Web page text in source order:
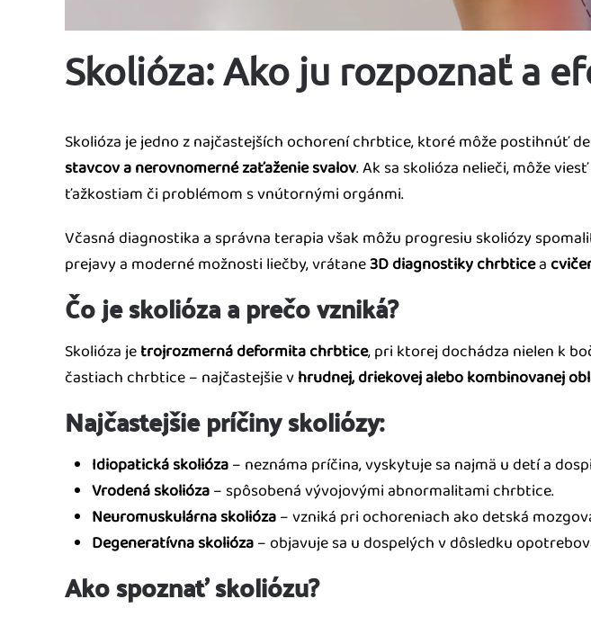
Skolióza: Ako ju rozpoznať a
Skolióza je jedno z najčastejších ochorení chrbtice, ktoré môže postihnúť
stavcov a nerovnomerné zaťaženie svalov. Ak sa skolióza nelieči, môže
ťažkostiam či problémom s vnútornými orgánmi.
Včasná diagnostika a správna terapia však môžu progresiu skoliózy
prejavy a moderné možnosti liečby, vrátane3D diagnostiky chrbticea
Čo je skolióza a prečo vzniká?
Skolióza jetrojrozmerná deformita chrbtice, pri ktorej dochádza nielen k
častiach chrbtice – najčastejšie vhrudnej, driekovej alebo kombinovanej
Najčastejšie príčiny skoliózy:
Idiopatická skolióza– neznáma príčina, vyskytuje sa najmä u detí a
Vrodená skolióza– spôsobená vývojovými abnormalitami chrbtice.
Neuromuskulárna skolióza– vzniká pri ochoreniach ako detská
Degeneratívna skolióza– objavuje sa u dospelých v dôsledku
Ako spoznať skoliózu?